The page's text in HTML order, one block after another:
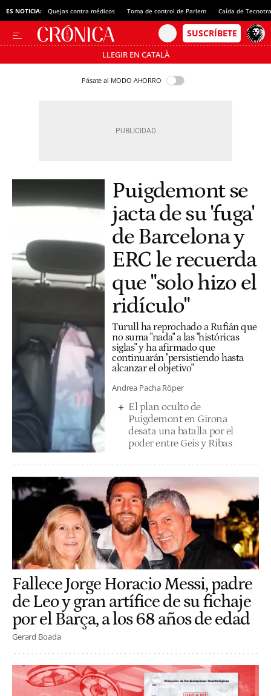
ES NOTICIA: Quejas contra médicos Toma de control de Parlem Caída de
LLEGIR EN CATALÀ
Pásate al MODO AHORRO
Puigdemont se
jacta de su 'fuga'
de Barcelona y
ERC le recuerda
que "solo hizo el
ridículo"
Turull ha reprochado a Rufián que
no suma "nada" a las "históricas
siglas" y ha afirmado que
continuarán "persistiendo hasta
alcanzar el objetivo"
Andrea Pacha Röper
El plan oculto de
Puigdemont en Girona
desata una batalla por el
poder entre Geis y Ribas
Fallece Jorge Horacio Messi, padre
de Leo y gran artífice de su fichaje
por el Barça, a los 68 años de edad
Gerard Boada